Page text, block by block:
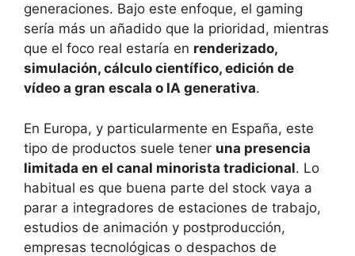
generaciones. Bajo este enfoque, el gaming
sería más un añadido que la prioridad, mientras
que el foco real estaría en renderizado,
simulación, cálculo científico, edición de
vídeo a gran escala o IA generativa.
En Europa, y particularmente en España, este
tipo de productos suele tener una presencia
limitada en el canal minorista tradicional. Lo
habitual es que buena parte del stock vaya a
parar a integradores de estaciones de trabajo,
estudios de animación y postproducción,
empresas tecnológicas o despachos de